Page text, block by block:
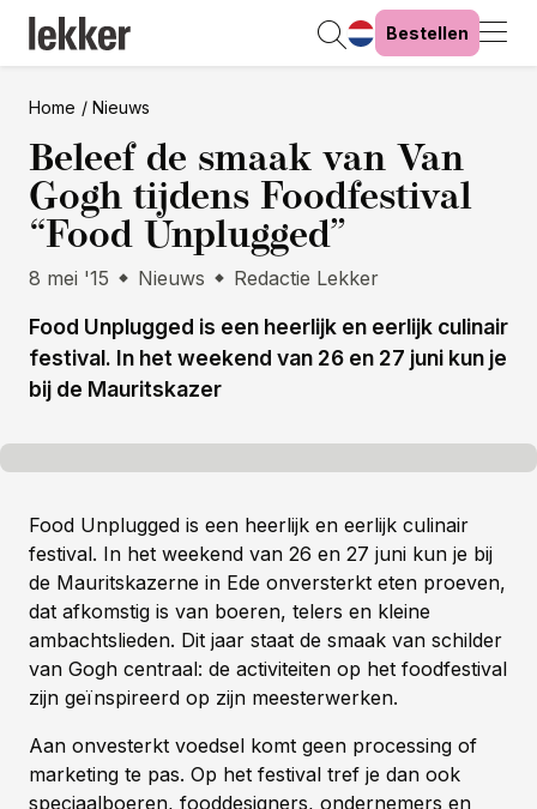
Bestellen
Home Nieuws
Beleef de smaak van Van
Gogh tijdens Foodfestival
“Food Unplugged”
8 mei '15 Nieuws Redactie Lekker
Food Unplugged is een heerlijk en eerlijk culinair
festival. In het weekend van 26 en 27 juni kun je
bij de Mauritskazer
Food Unplugged is een heerlijk en eerlijk culinair
festival. In het weekend van 26 en 27 juni kun je bij
de Mauritskazerne in Ede onversterkt eten proeven,
dat afkomstig is van boeren, telers en kleine
ambachtslieden. Dit jaar staat de smaak van schilder
van Gogh centraal: de activiteiten op het foodfestival
zijn geïnspireerd op zijn meesterwerken.
Aan onvesterkt voedsel komt geen processing of
marketing te pas. Op het festival tref je dan ook
speciaalboeren, fooddesigners, ondernemers en